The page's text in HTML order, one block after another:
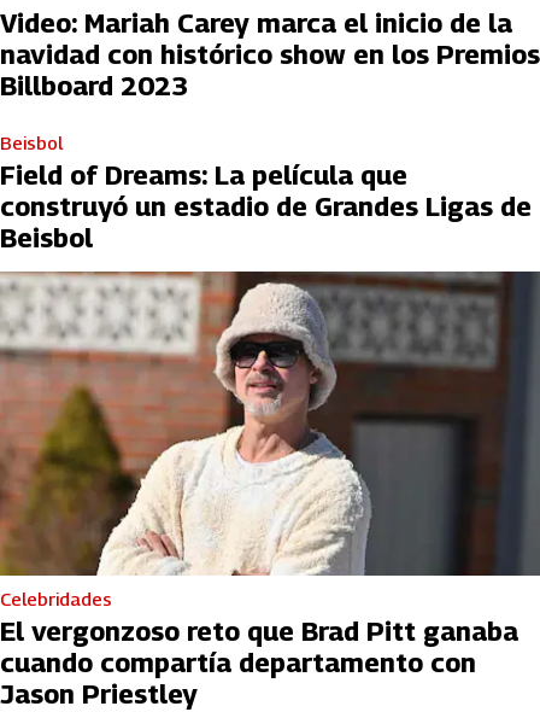
Video: Mariah Carey marca el inicio de la
navidad con histórico show en los Premios
Billboard 2023
Beisbol
Field of Dreams: La película que
construyó un estadio de Grandes Ligas de
Beisbol
Celebridades
El vergonzoso reto que Brad Pitt ganaba
cuando compartía departamento con
Jason Priestley